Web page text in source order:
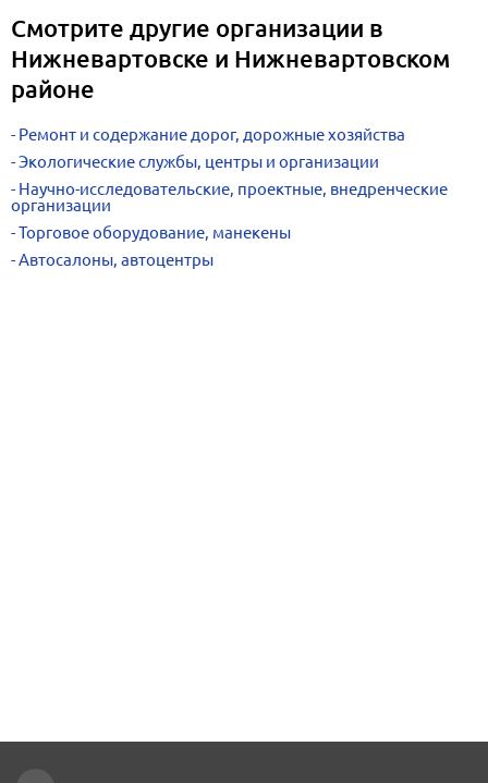
Смотрите другие организации в
Нижневартовске и Нижневартовском
районе
Ремонт и содержание дорог, дорожные хозяйства
Экологические службы, центры и организации
Научно-исследовательские, проектные, внедренческие
организации
Торговое оборудование, манекены
Автосалоны, автоцентры